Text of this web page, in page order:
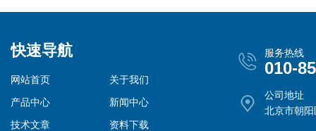
快速导航
网站首页
关于我们
产品中心
新闻中心
技术文章
资料下载
服务热线
010-
公司地址
北京市朝